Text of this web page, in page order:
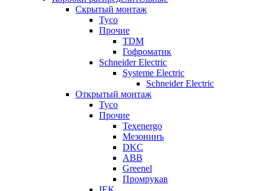
Скрытый монтаж
Tyco
Прочие
TDM
Гофроматик
Schneider Electric
Systeme Electric
Schneider Electric
Открытый монтаж
Tyco
Прочие
Texenergo
Мезонинъ
DKC
ABB
Greenel
Промрукав